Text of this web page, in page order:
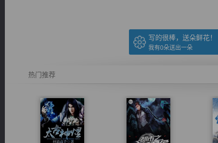
写的很棒，送朵鲜花！
我有0朵送出一朵
热门推荐